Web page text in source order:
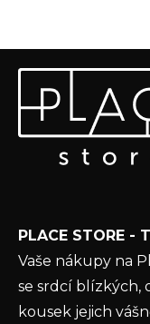
Odebírat
Vložte svůj e-mail a
nových produktech
ochrany
PŘIHLÁSIT SE
PLACE STORE
Vaše nákupy na
se srdcí blízkých,
kousek jejich